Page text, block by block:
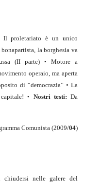
Il proletariato è un unico
la borghesia va
(II parte) • Motore a
operaio, ma aperta
di “democrazia” • La
• Nostri testi:Da
Comunista (2009/04)
nelle galere del